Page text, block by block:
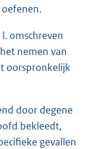
omschreven
nemen van
oorspronkelijk
door degene
bekleedt,
gevallen